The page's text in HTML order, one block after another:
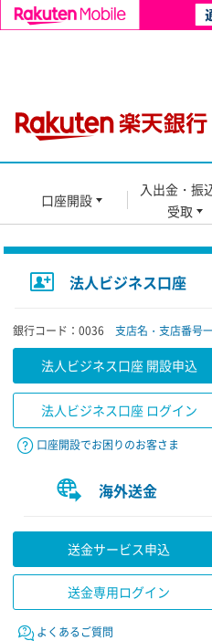
口座開設
入出金・振
受取
法人ビジネス口座
銀行コード：0036 支店名・支店番号
法人ビジネス口座 開設申込
法人ビジネス口座 ログイン
口座開設でお困りのお客さま
海外送金
送金サービス申込
送金専用ログイン
よくあるご質問